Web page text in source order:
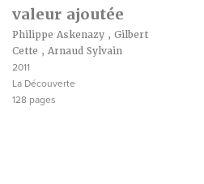
valeur ajoutée
Philippe Askenazy, Gilbert
Cette , Arnaud Sylvain
2011
La Découverte
128 pages